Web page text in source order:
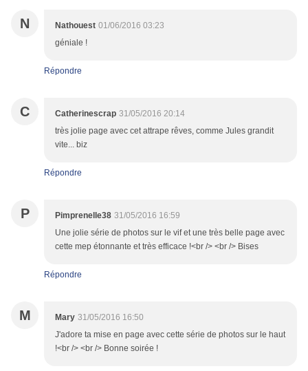
N Nathouest 01/06/2016 03:23
géniale !
Répondre
C Catherinescrap 31/05/2016 20:14
très jolie page avec cet attrape rêves, comme Jules grandit
vite... biz
Répondre
P Pimprenelle38 31/05/2016 16:59
Une jolie série de photos sur le vif et une très belle page avec
cette mep étonnante et très efficace !<br /> <br /> Bises
Répondre
M Mary 31/05/2016 16:50
J'adore ta mise en page avec cette série de photos sur le haut
!<br /> <br /> Bonne soirée !